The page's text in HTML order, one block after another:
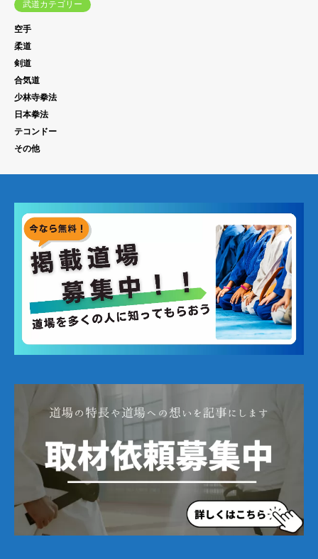
武道カテゴリー
空手
柔道
剣道
合気道
少林寺拳法
日本拳法
テコンドー
その他